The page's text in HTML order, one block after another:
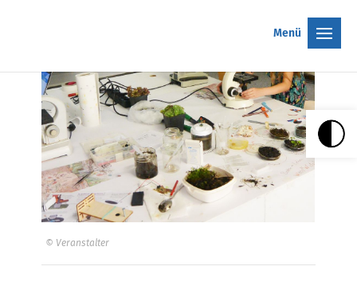
Menü
© Veranstalter